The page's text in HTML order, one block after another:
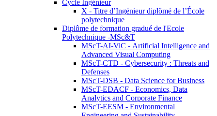
Cycle Ingénieur
X - Titre d’Ingénieur diplômé de l’École
polytechnique
Diplôme de formation gradué de l'Ecole
Polytechnique -MSc&T
MScT-AI-ViC - Artificial Intelligence and
Advanced Visual Computing
MScT-CTD - Cybersecurity : Threats and
Defenses
MScT-DSB - Data Science for Business
MScT-EDACF - Economics, Data
Analytics and Corporate Finance
MScT-EESM - Environmental